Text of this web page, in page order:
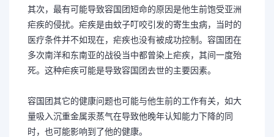
其次，最有可能导致容国团短命的原因是他生前饱受亚洲
疟疾的侵扰。疟疾是由蚊子叮咬引发的寄生虫病，当时的
医疗条件并不如现在，疟疾也没有被成功控制。容国团在
多次南洋和东南亚的战役当中都曾染上疟疾，其间一度殆
死。这种疟疾可能是导致容国团去世的主要因素。
容国团其它的健康问题也可能与他生前的工作有关，如大
量吸入沉重金属汞蒸气在导致他晚年认知能力下降的同
时，也可能影响到了他的健康。